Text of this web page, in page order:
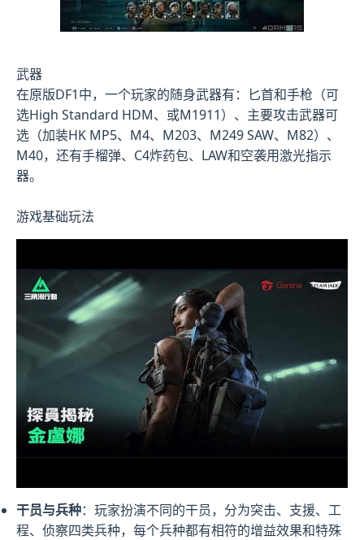
武器
在原版DF1中，一个玩家的随身武器有：匕首和手枪（可
选High Standard HDM、或M1911）、主要攻击武器可
选（加装HK MP5、M4、M203、M249 SAW、M82）、
M40，还有手榴弹、C4炸药包、LAW和空袭用激光指示
器。
游戏基础玩法
干员与兵种：玩家扮演不同的干员，分为突击、支援、工
程、侦察四类兵种，每个兵种都有相符的增益效果和特殊